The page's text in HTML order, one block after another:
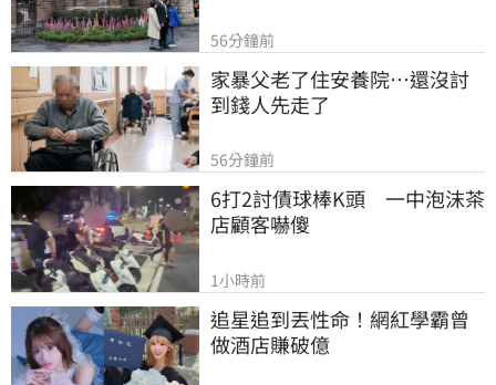
56分鐘前
家暴父老了住安養院…還沒討
到錢人先走了
56分鐘前
6打2討債球棒K頭　一中泡沫茶
店顧客嚇傻
1小時前
追星追到丟性命！網紅學霸曾
做酒店賺破億